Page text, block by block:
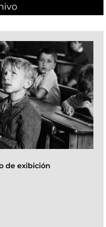
de exibición